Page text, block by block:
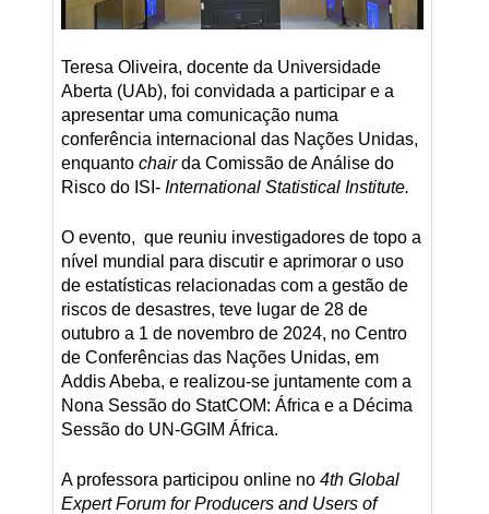
Teresa Oliveira, docente da Universidade
Aberta (UAb), foi convidada a participar e a
apresentar uma comunicação numa
conferência internacional das Nações Unidas,
enquanto chairda Comissão de Análise do
Risco do ISI- International Statistical Institute.
O evento, que reuniu investigadores de topo a
nível mundial para discutir e aprimorar o uso
de estatísticas relacionadas com a gestão de
riscos de desastres, teve lugar de 28 de
outubro a 1 de novembro de 2024, no Centro
de Conferências das Nações Unidas, em
Addis Abeba, e realizou-se juntamente com a
Nona Sessão do StatCOM: África e a Décima
Sessão do UN-GGIM África.
A professora participou online no 4th Global
Expert Forum for Producers and Users of